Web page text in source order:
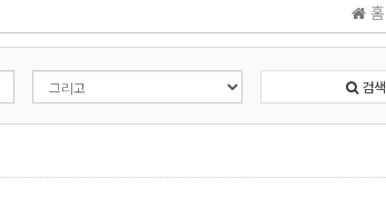
홈
검색